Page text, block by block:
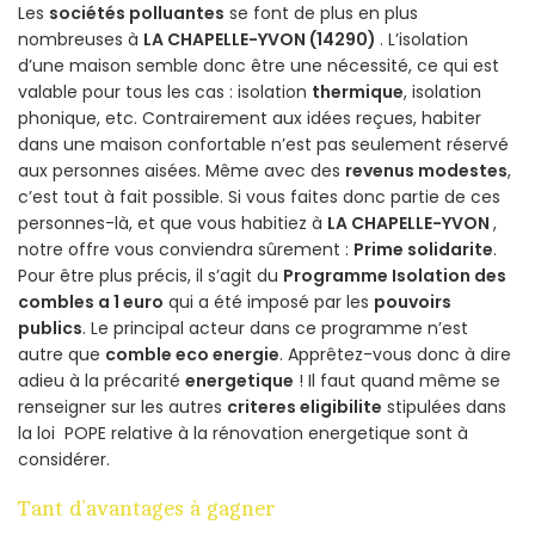
Les sociétés polluantes se font de plus en plus
nombreuses à LA CHAPELLE-YVON (14290) . L’isolation
d’une maison semble donc être une nécessité, ce qui est
valable pour tous les cas : isolation thermique, isolation
phonique, etc. Contrairement aux idées reçues, habiter
dans une maison confortable n’est pas seulement réservé
aux personnes aisées. Même avec des revenus modestes,
c’est tout à fait possible. Si vous faites donc partie de ces
personnes-là, et que vous habitiez à LA CHAPELLE-YVON ,
notre offre vous conviendra sûrement : Prime solidarite.
Pour être plus précis, il s’agit du Programme Isolation des
combles a 1 euro qui a été imposé par les pouvoirs
publics. Le principal acteur dans ce programme n’est
autre que comble eco energie. Apprêtez-vous donc à dire
adieu à la précarité energetique ! Il faut quand même se
renseigner sur les autres criteres eligibilite stipulées dans
la loi POPE relative à la rénovation energetique sont à
considérer.
Tant d’avantages à gagner